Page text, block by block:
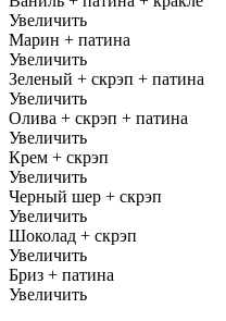
Увеличить
Марин + патина
Увеличить
Зеленый + скрэп + патина
Увеличить
Олива + скрэп + патина
Увеличить
Крем + скрэп
Увеличить
Черный шер + скрэп
Увеличить
Шоколад + скрэп
Увеличить
Бриз + патина
Увеличить